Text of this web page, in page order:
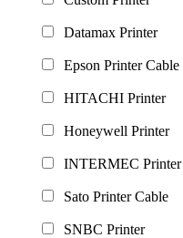
Datamax Printer
Epson Printer Cable
HITACHI Printer
Honeywell Printer
INTERMEC Printer
Sato Printer Cable
SNBC Printer